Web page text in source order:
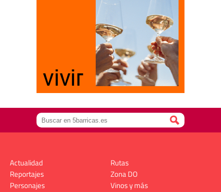
Actualidad
Reportajes
Personajes
Rutas
Zona DO
Vinos y más